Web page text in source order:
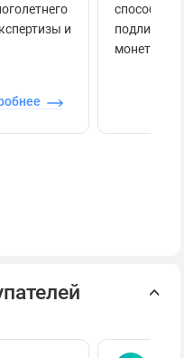
и
способов
монеты.